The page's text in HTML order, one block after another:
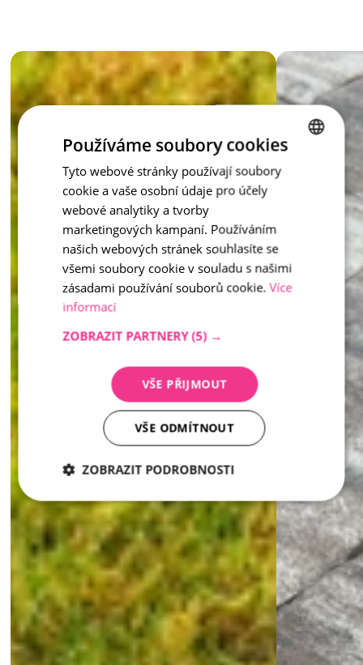
Umgebung verschmelzen oder das Beet als elegante Kante
hervorheben, die das gesamte Erscheinungsbild zur
Perfektion bringt. Es ist eine dezente Mauer, die das Beet dort
hält, wo es sein soll – mit Anmut und ohne unnötige Mühe.
Der Beeteinfassungskante – das Juwel eines jeden Gartens,
das Ordnung und Schönheit bringt.
Inspiration - Beetränder
CZECH
Používáme soubory cookies
Tyto webové stránky používají soubory
cookie a vaše osobní údaje pro účely
webové analytiky a tvorby
marketingových kampaní. Používáním
našich webových stránek souhlasíte se
všemi soubory cookie v souladu s našimi
zásadami používání souborů cookie. Více
informací
ZOBRAZIT PARTNERY (5) →
VŠE PŘIJMOUT
VŠE ODMÍTNOUT
ZOBRAZIT PODROBNOSTI
Nezbytně
nutné
soubory
Analytika Marketing
Nezbytně nutné soubory
Analytika